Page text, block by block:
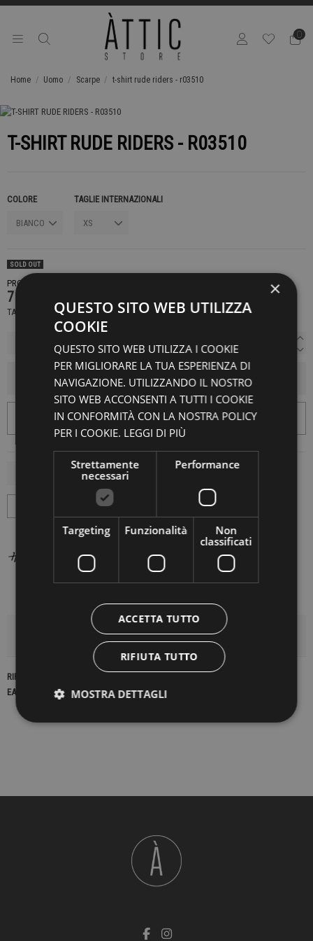
0
Home Uomo Scarpe t-shirt rude riders - r03510
T-SHIRT RUDE RIDERS - R03510
COLORE TAGLIE INTERNAZIONALI
SOLD OUT
PRODOTTO NON DISPONIBILE CONTATTACI PER SAPERE DI PIÙ
75,00 €
TASSE INCLUSE
AGGIUNGI AL CARRELLO
DETTAGLI DEL PRODOTTO
RIFERIMENTO
EAN13
2900000199668
×
QUESTO SITO WEB UTILIZZA
COOKIE
QUESTO SITO WEB UTILIZZA I COOKIE
PER MIGLIORARE LA TUA ESPERIENZA DI
NAVIGAZIONE. UTILIZZANDO IL NOSTRO
SITO WEB ACCONSENTI A TUTTI I COOKIE
IN CONFORMITÀ CON LA NOSTRA POLICY
PER I COOKIE. LEGGI DI PIÙ
Strettamente
necessari
Performance
Targeting Funzionalità
Non
classificati
ACCETTA TUTTO
RIFIUTA TUTTO
MOSTRA DETTAGLI